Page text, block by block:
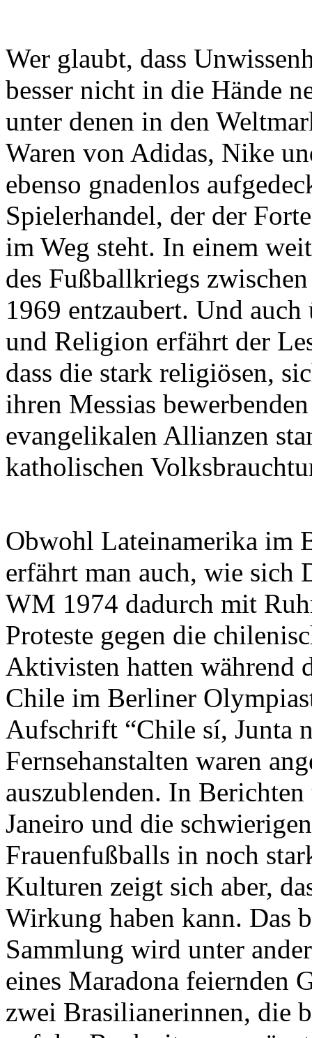
Wer glaubt, dass
besser nicht in die Hände
unter denen in den
Waren von Adidas, Nike
ebenso gnadenlos
Spielerhandel, der der
im Weg steht. In einem
des Fußballkriegs
1969 entzaubert. Und
und Religion erfährt der
dass die stark religiösen,
ihren Messias
evangelikalen Allianzen
katholischen
Obwohl Lateinamerika im
erfährt man auch, wie sich
WM 1974 dadurch mit
Proteste gegen die
Aktivisten hatten während
Chile im Berliner
Aufschrift “Chile sí, Junta
Fernsehanstalten waren
auszublenden. In
Janeiro und die
Frauenfußballs in noch
Kulturen zeigt sich aber,
Wirkung haben kann. Das
Sammlung wird unter
eines Maradona feiernden
zwei Brasilianerinnen, die